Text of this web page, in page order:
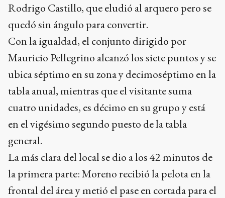
Rodrigo Castillo, que eludió al arquero pero se
quedó sin ángulo para convertir.
Con la igualdad, el conjunto dirigido por
Mauricio Pellegrino alcanzó los siete puntos y se
ubica séptimo en su zona y decimoséptimo en la
tabla anual, mientras que el visitante suma
cuatro unidades, es décimo en su grupo y está
en el vigésimo segundo puesto de la tabla
general.
La más clara del local se dio a los 42 minutos de
la primera parte: Moreno recibió la pelota en la
frontal del área y metió el pase en cortada para el